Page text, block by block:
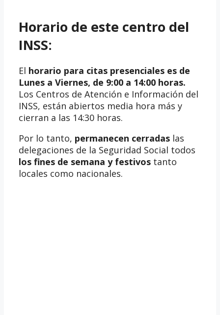
Horario de este centro del
INSS:
El horario para citas presenciales es de
Lunes a Viernes, de 9:00 a 14:00 horas.
Los Centros de Atención e Información del
INSS, están abiertos media hora más y
cierran a las 14:30 horas.
Por lo tanto, permanecen cerradas las
delegaciones de la Seguridad Social todos
los fines de semana y festivos tanto
locales como nacionales.